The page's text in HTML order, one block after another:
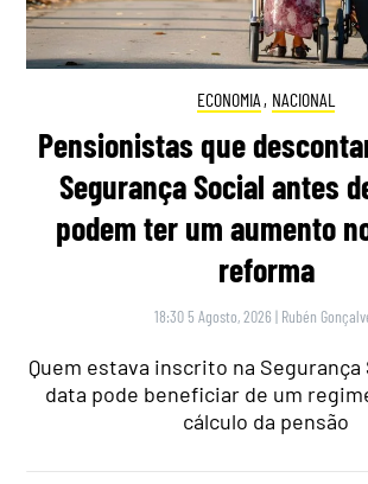
ECONOMIA , NACIONAL
Pensionistas que
Segurança Social antes
podem ter um aumento
reforma
18:30 5 Agosto, 2026 | Rubén
Quem estava inscrito na
data pode beneficiar de um
cálculo da pensão